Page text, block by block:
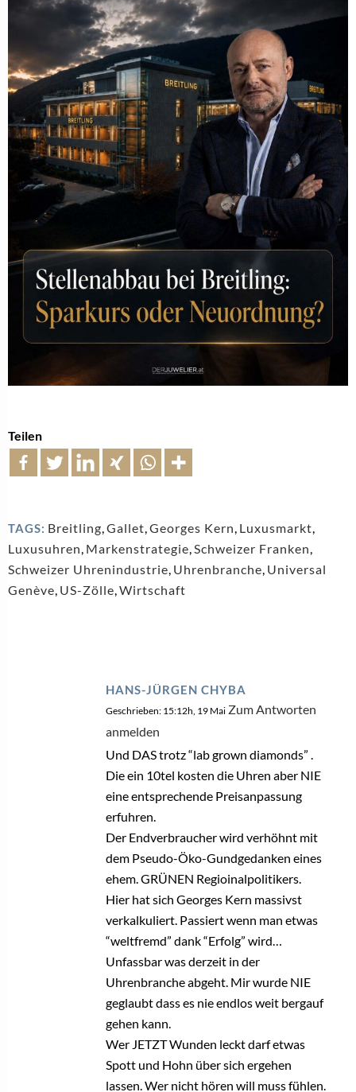
Teilen
TAGS: Breitling,Gallet,Georges Kern, Luxusmarkt,
Luxusuhren, Markenstrategie,Schweizer Franken,
Schweizer Uhrenindustrie, Uhrenbranche, Universal
Genève, US-Zölle,Wirtschaft
HANS-JÜRGEN CHYBA
Geschrieben: 15:12h, 19 Mai Zum Antworten
anmelden
Und DAS trotz “lab grown diamonds” .
Die ein 10tel kosten die Uhren aber NIE
eine entsprechende Preisanpassung
erfuhren.
Der Endverbraucher wird verhöhnt mit
dem Pseudo-Öko-Gundgedanken eines
ehem. GRÜNEN Regioinalpolitikers.
Hier hat sich Georges Kern massivst
verkalkuliert. Passiert wenn man etwas
“weltfremd” dank “Erfolg” wird…
Unfassbar was derzeit in der
Uhrenbranche abgeht. Mir wurde NIE
geglaubt dass es nie endlos weit bergauf
gehen kann.
Wer JETZT Wunden leckt darf etwas
Spott und Hohn über sich ergehen
lassen. Wer nicht hören will muss fühlen.